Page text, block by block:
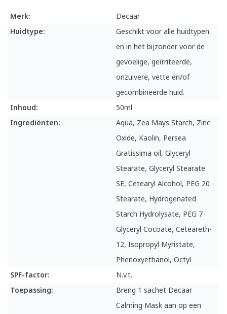
Merk:
Decaar
Huidtype:
Geschikt voor alle huidtypen
en in het bijzonder voor de
gevoelige, geïrriteerde,
onzuivere, vette en/of
gecombineerde huid.
Inhoud:
50ml
Ingrediënten:
Aqua, Zea Mays Starch, Zinc
Oxide, Kaolin, Persea
Gratissima oil, Glyceryl
Stearate, Glyceryl Stearate
SE, Cetearyl Alcohol, PEG 20
Stearate, Hydrogenated
Starch Hydrolysate, PEG 7
Glyceryl Cocoate, Ceteareth-
12, Isopropyl Myristate,
Phenoxyethanol, Octyl
SPF-factor:
N.v.t.
Toepassing:
Breng 1 sachet Decaar
Calming Mask aan op een